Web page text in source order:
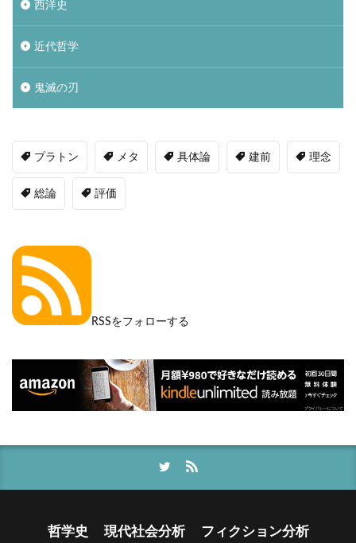
西洋史
近代哲学
鬼滅の刃
プラトン メタ 具体論 建前 理念
総論 評価
RSSをフォローする
哲学史 現代社会分析 フィクション分析